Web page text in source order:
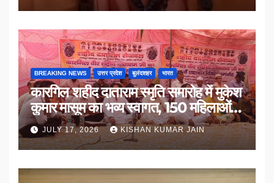
BREAKING NEWS उत्तर प्रदेश बुलंदशहर भारत
कारगिल शहीद दाताराम स्मृति समारोह में मुकेश
कुमार मासूम का भव्य स्वागत, 150 महिलाओं
का सम्मान
JULY 17, 2026 KISHAN KUMAR JAIN